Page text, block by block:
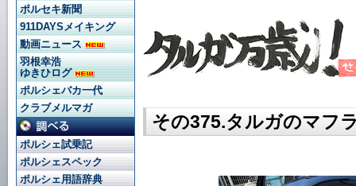
その375.タルガのマフ
ポルセキ新聞
911DAYSメイキング
動画ニュース
羽根幸浩
ゆきひログ
ポルシェバカ一代
クラブメルマガ
ポルシェ試乗記
ポルシェスペック
ポルシェ用語辞典